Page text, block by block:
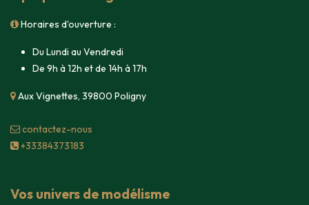
Horaires d'ouverture :
Du Lundi au Vendredi
De 9h à 12h et de 14h à 17h
Aux Vignettes, 39800 Poligny
contacte​z-nous
+33384373183
Vos univers de modélisme